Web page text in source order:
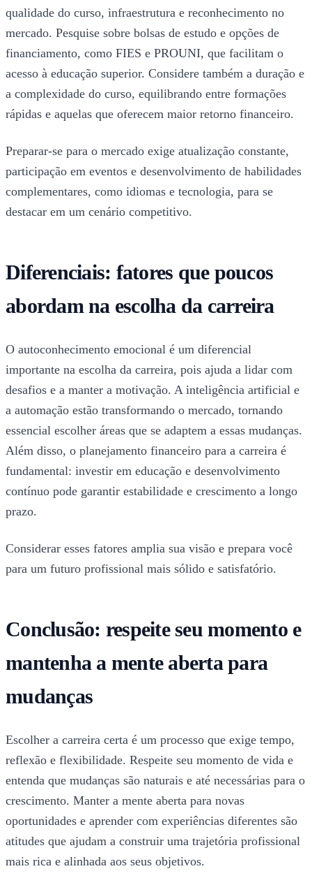
qualidade do curso, infraestrutura e reconhecimento no
mercado. Pesquise sobre bolsas de estudo e opções de
financiamento, como FIES e PROUNI, que facilitam o
acesso à educação superior. Considere também a duração e
a complexidade do curso, equilibrando entre formações
rápidas e aquelas que oferecem maior retorno financeiro.
Preparar-se para o mercado exige atualização constante,
participação em eventos e desenvolvimento de habilidades
complementares, como idiomas e tecnologia, para se
destacar em um cenário competitivo.
Diferenciais: fatores que poucos
abordam na escolha da carreira
O autoconhecimento emocional é um diferencial
importante na escolha da carreira, pois ajuda a lidar com
desafios e a manter a motivação. A inteligência artificial e
a automação estão transformando o mercado, tornando
essencial escolher áreas que se adaptem a essas mudanças.
Além disso, o planejamento financeiro para a carreira é
fundamental: investir em educação e desenvolvimento
contínuo pode garantir estabilidade e crescimento a longo
prazo.
Considerar esses fatores amplia sua visão e prepara você
para um futuro profissional mais sólido e satisfatório.
Conclusão: respeite seu momento e
mantenha a mente aberta para
mudanças
Escolher a carreira certa é um processo que exige tempo,
reflexão e flexibilidade. Respeite seu momento de vida e
entenda que mudanças são naturais e até necessárias para o
crescimento. Manter a mente aberta para novas
oportunidades e aprender com experiências diferentes são
atitudes que ajudam a construir uma trajetória profissional
mais rica e alinhada aos seus objetivos.